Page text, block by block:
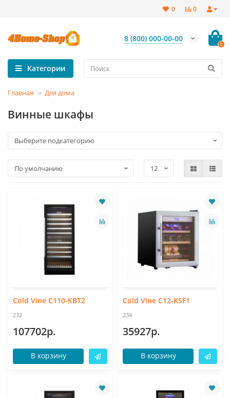
0
0
8 (800) 000-00-00
0
Категории
Главная Для дома
Винные шкафы
Cold Vine C110-KBT2
232
107702р.
В корзину
Cold Vine C12-KSF1
234
35927р.
В корзину